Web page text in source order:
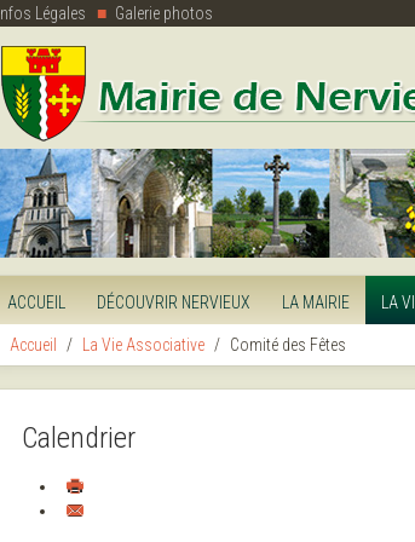
Infos Légales Galerie photos
ACCUEIL DÉCOUVRIR NERVIEUX LA MAIRIE LA
Accueil La Vie Associative Comité des Fêtes
Calendrier